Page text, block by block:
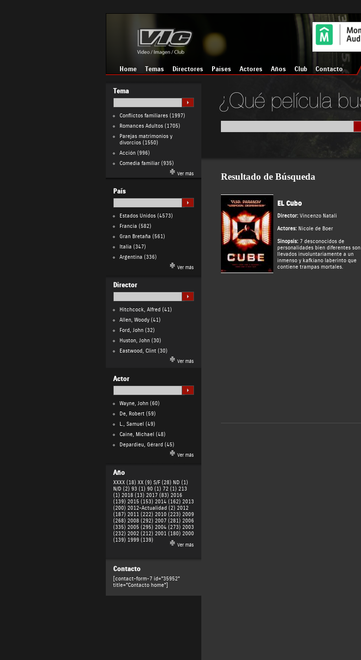
Home Temas Directores Países Actores Años Club Contacto
Tema
Conflictos familiares(1997)
Romances Adultos(1705)
Parejas matrimonios y
divorcios(1550)
Acción(996)
Comedia familiar(935)
Ver más
País
Estados Unidos(4573)
Francia (582)
Gran Bretaña (561)
Italia (347)
Argentina (336)
Ver más
Director
Hitchcock, Alfred (41)
Allen, Woody(41)
Ford, John(32)
Huston, John(30)
Eastwood, Clint(30)
Ver más
Actor
Wayne, John(60)
De, Robert(59)
L., Samuel (49)
Caine, Michael (48)
Depardieu, Gérard (45)
Ver más
Año
XXXX (18) XX (9) S/F (28) ND (1)
N/D (2) 93 (1) 90 (1) 72 (1) 213
(1) 2018 (13) 2017 (83) 2016
(139) 2015 (153) 2014 (162) 2013
(200) 2012-Actualidad (2) 2012
(187) 2011 (222) 2010 (223) 2009
(268) 2008 (292) 2007 (281) 2006
(335) 2005 (295) 2004 (273) 2003
(232) 2002 (212) 2001 (180) 2000
(139) 1999 (139)
Ver más
Contacto
[contact-form-7 id="35952"
title="Contacto home"]
Resultado de Búsqueda
EL Cubo
Director: Vincenzo Natali
Actores: Nicole de Boer
Sinopsis:7 desconocidos de
personalidades bien diferentes son
llevados involuntariamente a un
inmenso y kafkiano laberinto que
contiene trampas mortales.